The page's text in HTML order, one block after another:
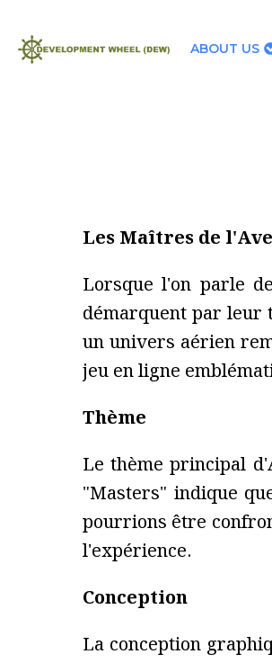
ABOUT US
Les Maîtres de
Lorsque l'on parle
démarquent par leur
un univers aérien
jeu en ligne
Thème
Le thème principal
"Masters" indique
pourrions être
l'expérience.
Conception
La conception